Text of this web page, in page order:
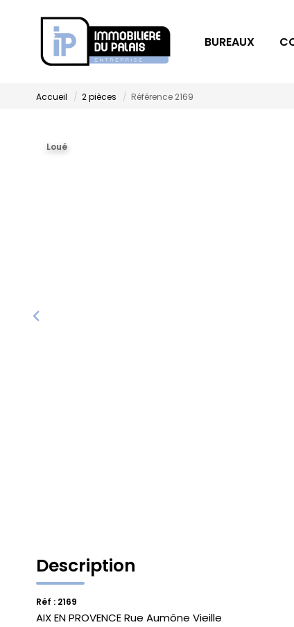
BUREAUX
Accueil 2 pièces Référence 2169
Loué
Description
Réf : 2169
AIX EN PROVENCE Rue Aumône Vieille